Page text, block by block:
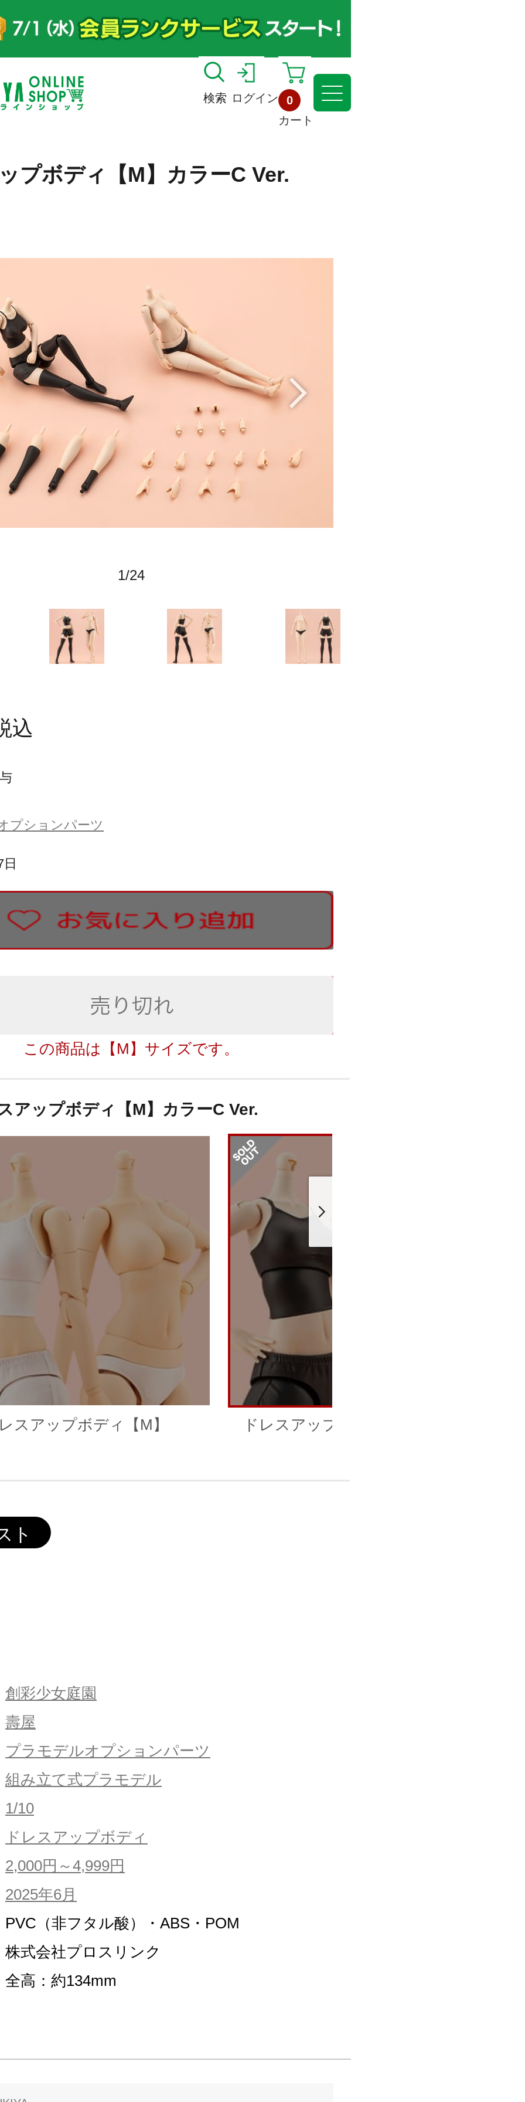
検索 ログイン
0
カート
プボディ【M】カラーC Ver.
1/24
込
プションパーツ
この商品は【M】サイズです。
アップボディ【M】カラーC Ver.
スアップボディ【M】
ドレスアップボディ【M】カラーC
創彩少女庭園
壽屋
プラモデルオプションパーツ
組み立て式プラモデル
1/10
ドレスアップボディ
2,000円～4,999円
2025年6月
PVC（非フタル酸）・ABS・POM
株式会社プロスリンク
全高：約134mm